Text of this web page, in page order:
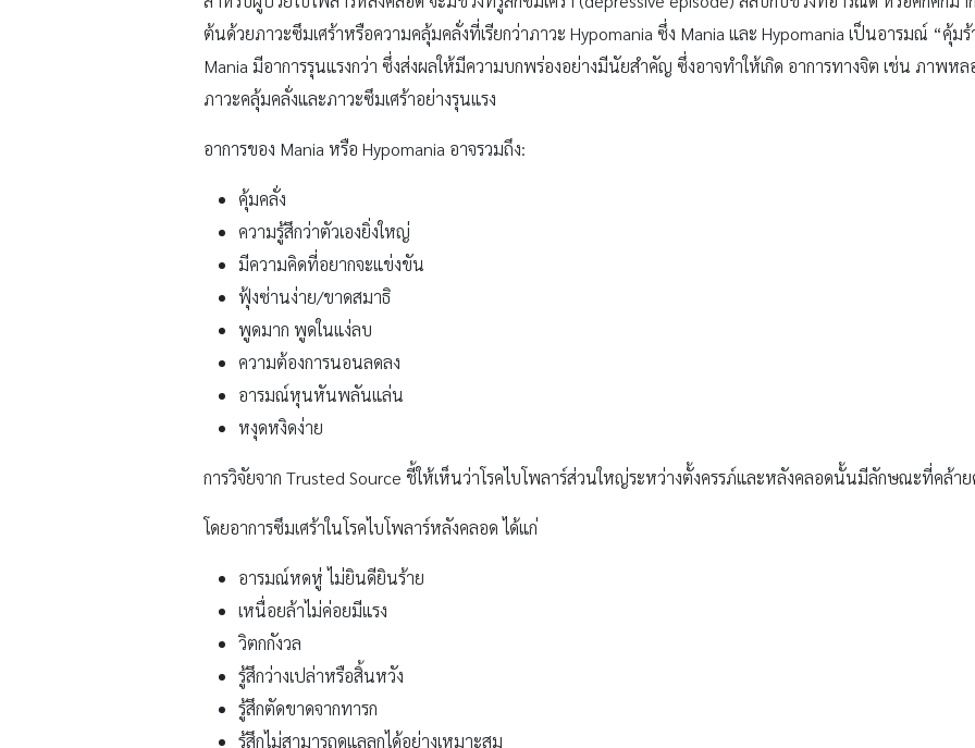
ต้นด้วยภาวะซึมเศร้าหรือความคลุ้มคลั่งที่เรียกว่าภาวะ Hypomania ซึ่ง Mania และ Hypomania เป็นอารมณ์ “คุ้ม
Mania มีอาการรุนแรงกว่า ซึ่งส่งผลให้มีความบกพร่องอย่างมีนัยสำคัญ ซึ่งอาจทำให้เกิด อาการทางจิต เช่น ภาพห
ภาวะคลุ้มคลั่งและภาวะซึมเศร้าอย่างรุนแรง
อาการของ Mania หรือ Hypomania อาจรวมถึง:
คุ้มคลั่ง
ความรู้สึกว่าตัวเองยิ่งใหญ่
มีความคิดที่อยากจะแข่งขัน
ฟุ้งซ่านง่าย/ขาดสมาธิ
พูดมาก พูดในแง่ลบ
ความต้องการนอนลดลง
อารมณ์หุนหันพลันแล่น
หงุดหงิดง่าย
การวิจัยจาก Trusted Source ชี้ให้เห็นว่าโรคไบโพลาร์ส่วนใหญ่ระหว่างตั้งครรภ์และหลังคลอดนั้นมีลักษณะที่คล้าย
โดยอาการซึมเศร้าในโรคไบโพลาร์หลังคลอด ได้แก่
อารมณ์หดหู่ ไม่ยินดียินร้าย
เหนื่อยล้าไม่ค่อยมีแรง
วิตกกังวล
รู้สึกว่างเปล่าหรือสิ้นหวัง
รู้สึกตัดขาดจากทารก
รู้สึกไม่สามารถดูแลลูกได้อย่างเหมาะสม